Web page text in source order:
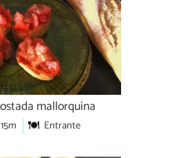
mallorquina
15m Entrante